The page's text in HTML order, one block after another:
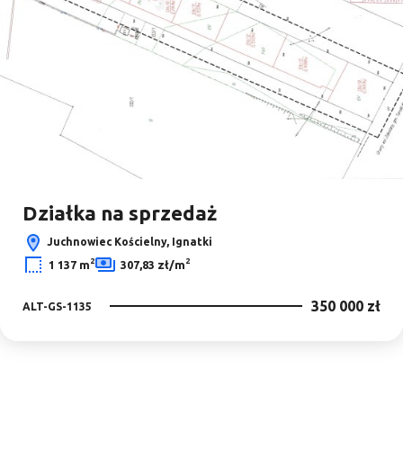
Leaflet © OpenStreetMap contributors
Działka na sprzedaż
Juchnowiec Kościelny, Ignatki
1 137 m2 307,83 zł/m2
ALT-GS-1135 350 000 zł